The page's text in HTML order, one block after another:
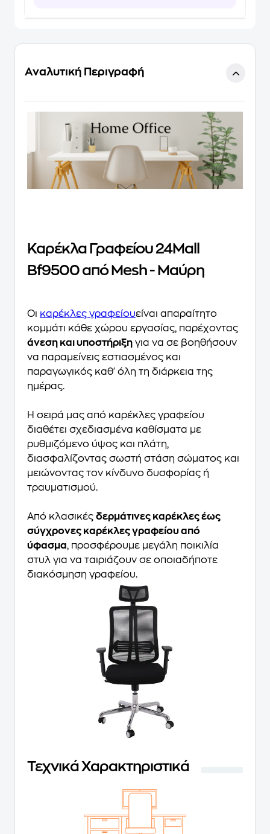
Αναλυτική Περιγραφή
Καρέκλα Γραφείου 24Mall
Bf9500 από Mesh - Μαύρη
Οι καρέκλες γραφείουείναι απαραίτητο
κομμάτι κάθε χώρου εργασίας, παρέχοντας
άνεση και υποστήριξη για να σε βοηθήσουν
να παραμείνεις εστιασμένος και
παραγωγικός καθ' όλη τη διάρκεια της
ημέρας.
Η σειρά μας από καρέκλες γραφείου
διαθέτει σχεδιασμένα καθίσματα με
ρυθμιζόμενο ύψος και πλάτη,
διασφαλίζοντας σωστή στάση σώματος και
μειώνοντας τον κίνδυνο δυσφορίας ή
τραυματισμού.
Από κλασικές δερμάτινες καρέκλες έως
σύγχρονες καρέκλες γραφείου από
ύφασμα, προσφέρουμε μεγάλη ποικιλία
στυλ για να ταιριάζουν σε οποιαδήποτε
διακόσμηση γραφείου.
Τεχνικά Χαρακτηριστικά